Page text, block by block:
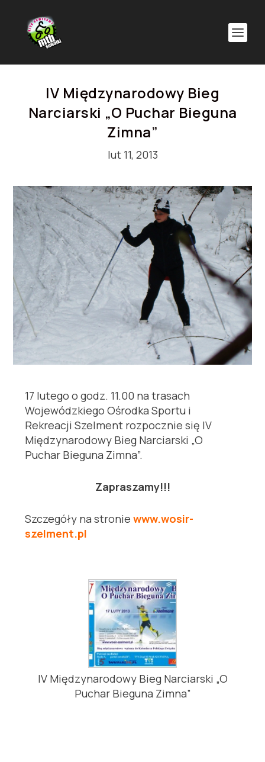
IV Międzynarodowy Bieg
Narciarski „O Puchar Bieguna
Zimna”
lut 11, 2013
17 lutego o godz. 11.00 na trasach
Wojewódzkiego Ośrodka Sportu i
Rekreacji Szelment rozpocznie się IV
Międzynarodowy Bieg Narciarski „O
Puchar Bieguna Zimna”.
Zapraszamy!!!
Szczegóły na stroniewww.wosir-
szelment.pl
IV Międzynarodowy Bieg Narciarski „O
Puchar Bieguna Zimna”